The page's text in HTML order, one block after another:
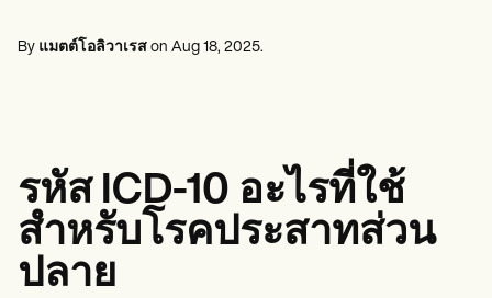
นักสังคมสงเคราะห์
นักโภชนาการและนักโภชนาการ
นักอาชีวบำบัด
Resources
บล็อก
คู่มือทรัพยากร
เปรียบเทียบ
คู่มือแอป
Speech therapists
Massage therapists
By แมตต์โอลิวาเรส on Aug 18, 2025.
รหัส ICD-10 อะไรที่ใช้
สำหรับโรคประสาทส่วน
ปลาย